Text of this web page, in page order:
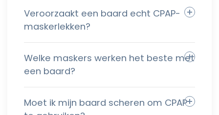
Veroorzaakt een baard echt CPAP-
maskerlekken?
Welke maskers werken het beste met
een baard?
Moet ik mijn baard scheren om CPAP